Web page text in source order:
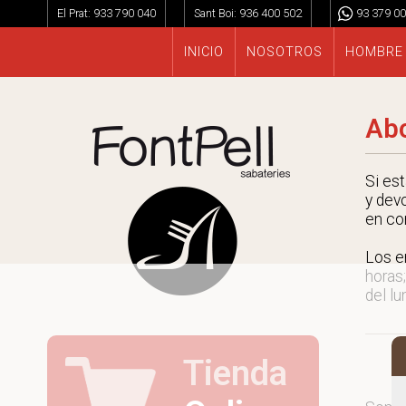
El Prat: 933 790 040 Sant Boi: 936 400 502 93 379
INICIO NOSOTROS HOMBRE
Tienda
Si
y
en
Los
del